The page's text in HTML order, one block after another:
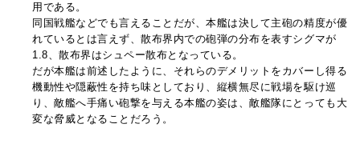
用である。
同国戦艦などでも言えることだが、本艦は決して主砲の精度が優
れているとは言えず、散布界内での砲弾の分布を表すシグマが
1.8、散布界はシュペー散布となっている。
だが本艦は前述したように、それらのデメリットをカバーし得る
機動性や隠蔽性を持ち味としており、縦横無尽に戦場を駆け巡
り、敵艦へ手痛い砲撃を与える本艦の姿は、敵艦隊にとっても大
変な脅威となることだろう。